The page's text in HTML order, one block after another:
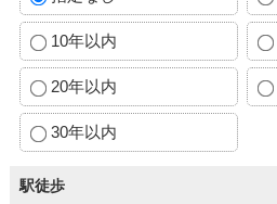
10年以内
20年以内
30年以内
駅徒歩